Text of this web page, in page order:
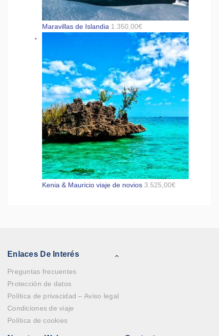
Maravillas de Islandia 1.350,00€
Kenia & Mauricio viaje de novios 3.525,00€
Enlaces De Interés
Preguntas frecuentes
Protección de datos
Política de privacidad – Aviso legal
Condiciones de viaje
Política de cookies